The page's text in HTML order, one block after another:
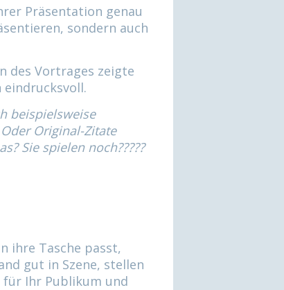
Präsentation genau
sondern auch
des Vortrages zeigte
eindrucksvoll.
beispielsweise
Original-Zitate
Sie spielen noch?????
ihre Tasche passt,
gut in Szene, stellen
für Ihr Publikum und